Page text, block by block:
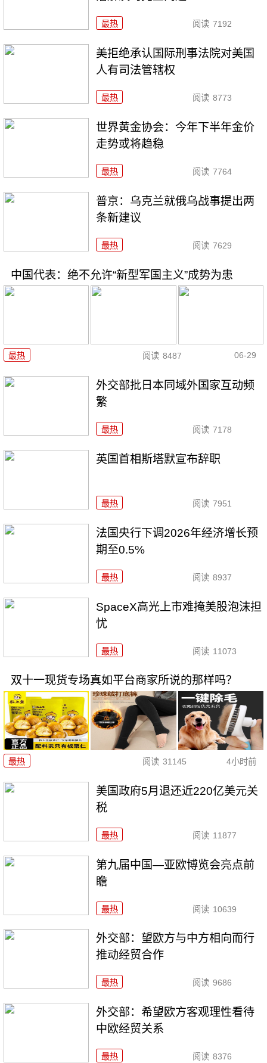
最热 阅读 7192
美拒绝承认国际刑事法院对美国
人有司法管辖权
最热 阅读 8773
世界黄金协会：今年下半年金价
走势或将趋稳
最热 阅读 7764
普京：乌克兰就俄乌战事提出两
条新建议
最热 阅读 7629
中国代表：绝不允许“新型军国主义”成势为患
最热 阅读 8487 06-29
外交部批日本同域外国家互动频
繁
最热 阅读 7178
英国首相斯塔默宣布辞职
最热 阅读 7951
法国央行下调2026年经济增长预
期至0.5%
最热 阅读 8937
SpaceX高光上市难掩美股泡沫担
忧
最热 阅读 11073
双十一现货专场真如平台商家所说的那样吗？
最热 阅读 31145 4小时前
美国政府5月退还近220亿美元关
税
最热 阅读 11877
第九届中国—亚欧博览会亮点前
瞻
最热 阅读 10639
外交部：望欧方与中方相向而行
推动经贸合作
最热 阅读 9686
外交部：希望欧方客观理性看待
中欧经贸关系
最热 阅读 8376